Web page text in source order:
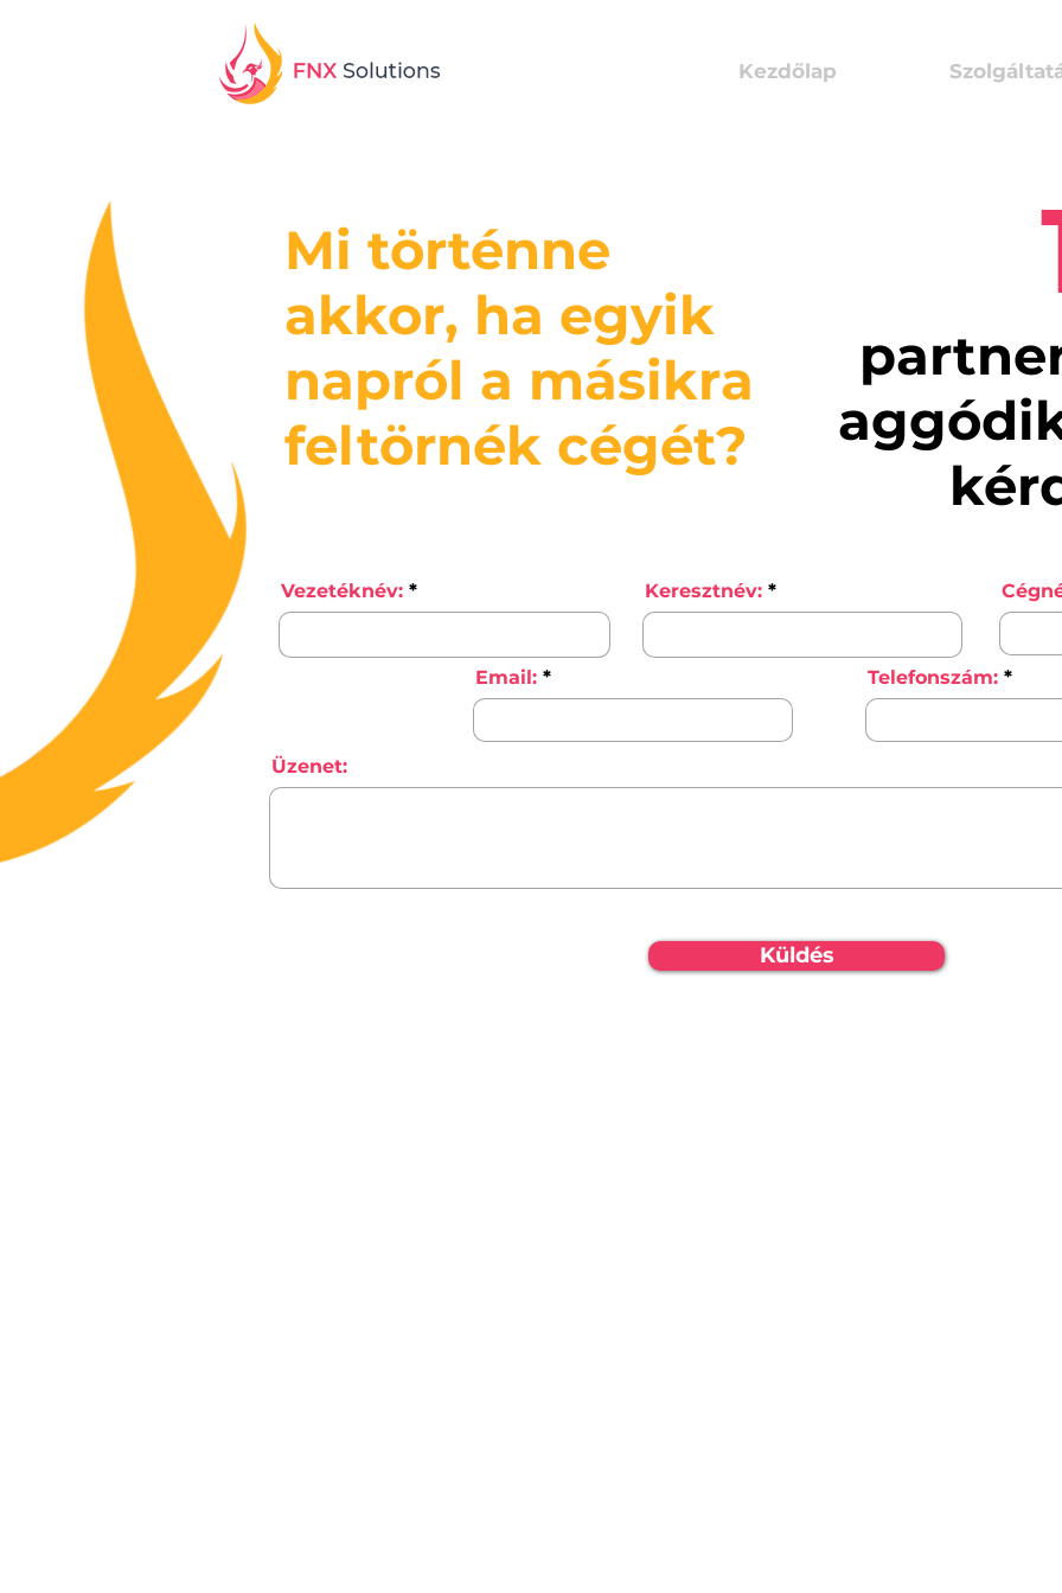
Kezdőlap
Mi történne
akkor, ha egyik
napról a másikra
feltörnék cégét?
Vezetéknév: Keresztnév:
Email: Telefonszám:
Üzenet:
Küldés